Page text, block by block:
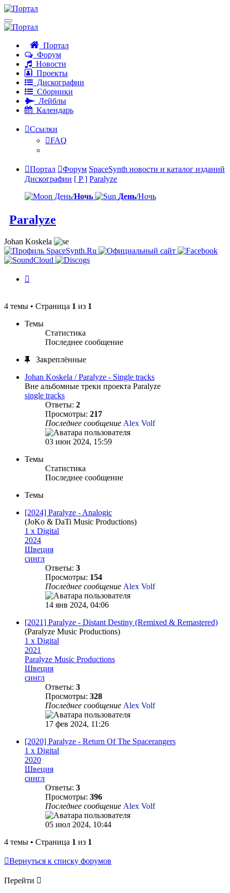
Портал
Форум
Новости
Проекты
Дискографии
Сборники
Лейблы
Календарь
Ссылки
FAQ
Портал Форум SpaceSynth новости и каталог изданий
Дискографии [ P ] Paralyze
День/Ночь День/Ночь
Paralyze
Johan Koskela
4 темы • Страница 1 из 1
Темы
Статистика
Последнее сообщение
Закреплённые
Johan Koskela / Paralyze - Single tracks
Вне альбомные треки проекта Paralyze
single tracks
Ответы: 2
Просмотры: 217
Последнее сообщение Alex Volf
03 июн 2024, 15:59
Темы
Статистика
Последнее сообщение
Темы
[2024] Paralyze - Analogic
(JoKo & DaTi Music Productions)
1 x Digital
2024
Швеция
сингл
Ответы: 3
Просмотры: 154
Последнее сообщение Alex Volf
14 янв 2024, 04:06
[2021] Paralyze - Distant Destiny (Remixed & Remastered)
(Paralyze Music Productions)
1 x Digital
2021
Paralyze Music Productions
Швеция
сингл
Ответы: 3
Просмотры: 328
Последнее сообщение Alex Volf
17 фев 2024, 11:26
[2020] Paralyze - Return Of The Spacerangers
1 x Digital
2020
Швеция
сингл
Ответы: 3
Просмотры: 396
Последнее сообщение Alex Volf
05 июл 2024, 10:44
4 темы • Страница 1 из 1
Вернуться к списку форумов
Перейти